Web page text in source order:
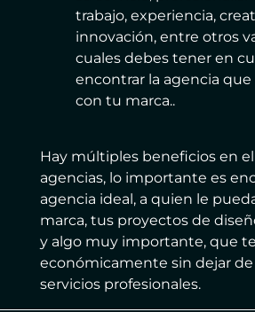
trabajo, experiencia,
innovación, entre otros
cuales debes tener en
encontrar la agencia
con tu marca..
Hay múltiples beneficios en
agencias, lo importante es
agencia ideal, a quien le
marca, tus proyectos de
y algo muy importante, que
económicamente sin dejar
servicios profesionales.